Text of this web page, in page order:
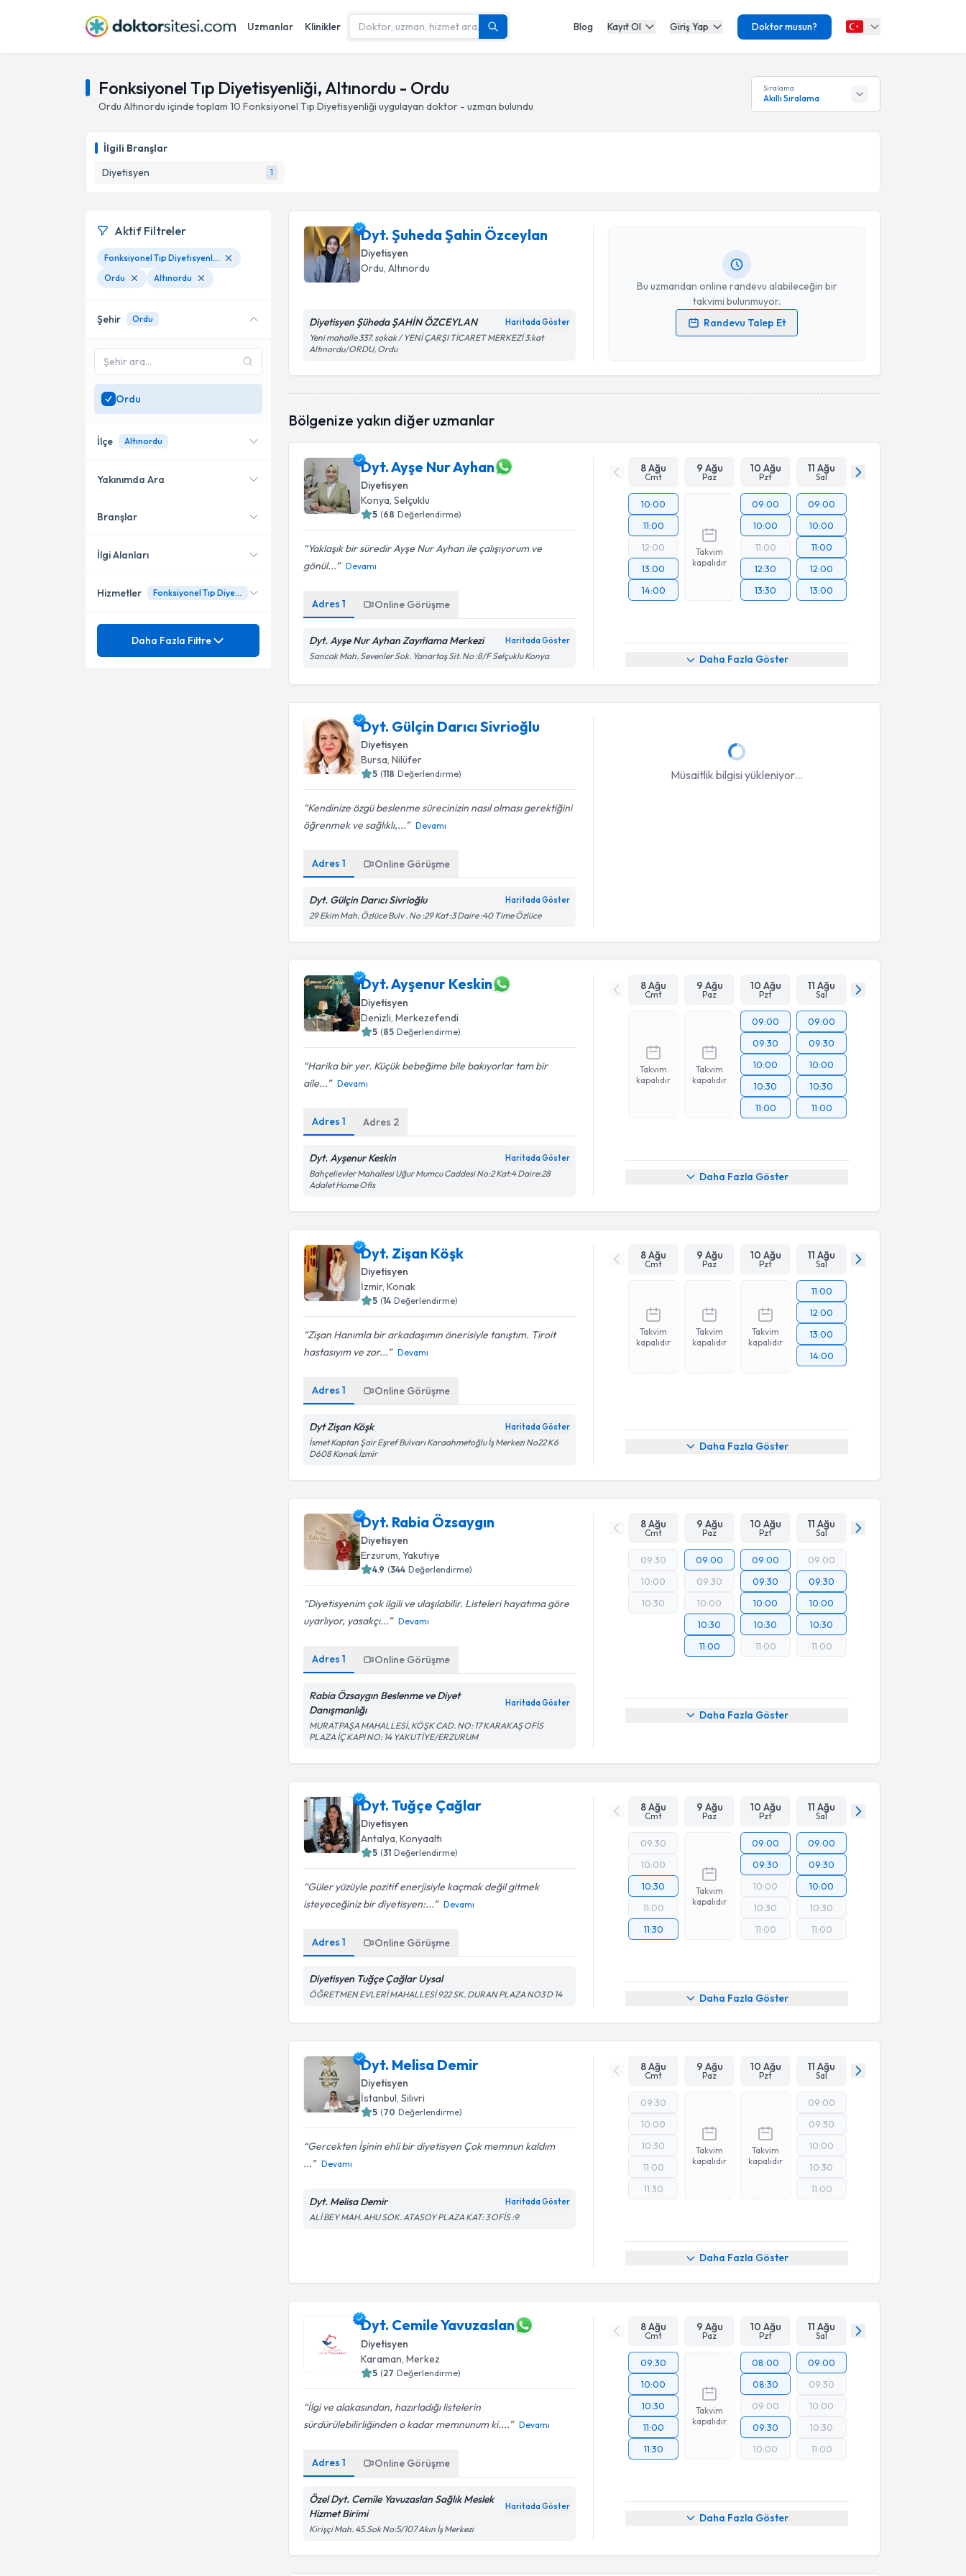
Uzmanlar Klinikler Blog Kayıt Ol Giriş Yap Doktor musun?
Fonksiyonel Tıp Diyetisyenliği, Altınordu - Ordu
Ordu Altınordu içinde toplam 10 Fonksiyonel Tıp Diyetisyenliği uygulayan doktor - uzman bulundu
Sıralama
Akıllı Sıralama
İlgili Branşlar
Diyetisyen
1
Dyt. Şuheda Şahin Özceylan
Diyetisyen
Ordu, Altınordu
Diyetisyen Şüheda ŞAHİN ÖZCEYLAN Haritada Göster
Yeni mahalle 337. sokak / YENİ ÇARŞI TİCARET MERKEZİ 3.kat
Altınordu/ORDU, Ordu
Bu uzmandan online randevu alabileceğin bir
takvimi bulunmuyor.
Randevu Talep Et
Dyt. Şuheda Şahin Özceylaniçin randevu takvimi talebi
oluşturun. Size bu uzmandan randevu almanız için bir takvim
Kişisel verilerimin işlenmesine ilişkinAydınlatma Metni
Bölgenize yakın diğer uzmanlar
Dyt. Ayşe Nur Ayhan
Diyetisyen
Konya, Selçuklu
5 (68 Değerlendirme)
Yaklaşık bir süredir Ayşe Nur Ayhan ile çalışıyorum ve
gönül...
Devamı
Adres1 Online Görüşme
Dyt. Ayşe Nur Ayhan Zayıflama Merkezi Haritada Göster
Sancak Mah. Sevenler Sok. Yanartaş Sit. No :8/F Selçuklu Konya
8 Ağu
Cmt
9 Ağu
Paz
10 Ağu
Pzt
11 Ağu
Sal
10:00
11:00
12:00
13:00
14:00
Takvim
kapalıdır
09:00
10:00
11:00
12:30
13:30
09:00
10:00
11:00
12:00
13:00
Daha Fazla Göster
Dyt. Gülçin Darıcı Sivrioğlu
Diyetisyen
Bursa , Nilüfer
5 (118 Değerlendirme)
Kendinize özgü beslenme sürecinizin nasıl olması gerektiğini
öğrenmek ve sağlıklı,...
Devamı
Adres1 Online Görüşme
Dyt. Gülçin Darıcı Sivrioğlu Haritada Göster
29 Ekim Mah. Özlüce Bulv . No :29 Kat :3 Daire :40 Time Özlüce
Müsaitlik bilgisi yükleniyor...
Dyt. Ayşenur Keskin
Diyetisyen
Denizli , Merkezefendi
5 (85 Değerlendirme)
Harika bir yer. Küçük bebeğime bile bakıyorlar tam bir
aile...
Devamı
Adres1 Adres 2
Dyt. Ayşenur Keskin Haritada Göster
Bahçelievler Mahallesi Uğur Mumcu Caddesi No:2 Kat:4 Daire:28
Adalet Home Ofis
8 Ağu
Cmt
9 Ağu
Paz
10 Ağu
Pzt
11 Ağu
Sal
Takvim
kapalıdır
Takvim
kapalıdır
09:00
09:30
10:00
10:30
11:00
09:00
09:30
10:00
10:30
11:00
Daha Fazla Göster
Dyt. Zişan Köşk
Diyetisyen
İzmir, Konak
5 (14 Değerlendirme)
Zişan Hanımla bir arkadaşımın önerisiyle tanıştım. Tiroit
hastasıyım ve zor...
Devamı
Adres1 Online Görüşme
Dyt Zişan Köşk Haritada Göster
İsmet Kaptan Şair Eşref Bulvarı Karaahmetoğlu İş Merkezi No22 K6
D608 Konak İzmir
8 Ağu
Cmt
9 Ağu
Paz
10 Ağu
Pzt
11 Ağu
Sal
Takvim
kapalıdır
Takvim
kapalıdır
Takvim
kapalıdır
11:00
12:00
13:00
14:00
Daha Fazla Göster
Dyt. Rabia Özsaygın
Diyetisyen
Erzurum , Yakutiye
4.9 (344 Değerlendirme)
Diyetisyenim çok ilgili ve ulaşılabilir. Listeleri hayatıma göre
uyarlıyor, yasakçı...
Devamı
Adres1 Online Görüşme
Rabia Özsaygın Beslenme ve Diyet
Danışmanlığı
Haritada Göster
MURATPAŞA MAHALLESİ, KÖŞK CAD. NO: 17 KARAKAŞ OFİS
PLAZA İÇ KAPI NO: 14 YAKUTİYE/ERZURUM
8 Ağu
Cmt
9 Ağu
Paz
10 Ağu
Pzt
11 Ağu
Sal
09:30
10:00
10:30
09:00
09:30
10:00
10:30
11:00
09:00
09:30
10:00
10:30
11:00
09:00
09:30
10:00
10:30
11:00
Daha Fazla Göster
Dyt. Tuğçe Çağlar
Diyetisyen
Antalya , Konyaaltı
5 (31 Değerlendirme)
Güler yüzüyle pozitif enerjisiyle kaçmak değil gitmek
isteyeceğiniz bir diyetisyen:...
Devamı
Adres1 Online Görüşme
Diyetisyen Tuğçe Çağlar Uysal
ÖĞRETMEN EVLERİ MAHALLESİ 922 SK. DURAN PLAZA NO3 D 14
8 Ağu
Cmt
9 Ağu
Paz
10 Ağu
Pzt
11 Ağu
Sal
09:30
10:00
10:30
11:00
11:30
Takvim
kapalıdır
09:00
09:30
10:00
10:30
11:00
09:00
09:30
10:00
10:30
11:00
Daha Fazla Göster
Dyt. Melisa Demir
Diyetisyen
İstanbul, Silivri
5 (70 Değerlendirme)
Gercekten İşinin ehli bir diyetisyen Çok memnun kaldım
...
Devamı
Dyt. Melisa Demir Haritada Göster
ALİ BEY MAH. AHU SOK. ATASOY PLAZA KAT: 3 OFİS :9
8 Ağu
Cmt
9 Ağu
Paz
10 Ağu
Pzt
11 Ağu
Sal
09:30
10:00
10:30
11:00
11:30
Takvim
kapalıdır
Takvim
kapalıdır
09:00
09:30
10:00
10:30
11:00
Daha Fazla Göster
Dyt. Cemile Yavuzaslan
Diyetisyen
Karaman , Merkez
5 (27 Değerlendirme)
İlgi ve alakasından, hazırladığı listelerin
sürdürülebilirliğinden o kadar memnunum ki....
Devamı
Adres1 Online Görüşme
Özel Dyt. Cemile Yavuzaslan Sağlık Meslek
Hizmet Birimi
Haritada Göster
Kirişçi Mah. 45.Sok No:5/107 Akın İş Merkezi
8 Ağu
Cmt
9 Ağu
Paz
10 Ağu
Pzt
11 Ağu
Sal
09:30
10:00
10:30
11:00
11:30
Takvim
kapalıdır
08:00
08:30
09:00
09:30
10:00
09:00
09:30
10:00
10:30
11:00
Daha Fazla Göster
Aktif Filtreler
Fonksiyonel Tıp Diyetisyenliği
Ordu
Altınordu
Şehir Ordu
Ordu
İlçe Altınordu
Altınordu
Yakınımda Ara
Konumuma yakın uzmanları
Branşlar
Diyetisyen
İlgi Alanları
Aşırı Kilo Alımı
Hizmetler Fonksiyonel Tıp Diyetisyenliği
Ünvan
Daha Fazla Filtre